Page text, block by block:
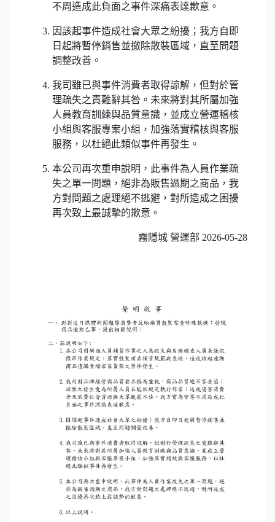
不周造成此負面之事件深痛表達歉意。
因該起事件造成社會大眾之紛擾；我方自即
日起將暫停銷售並撤除散裝區域，直至問題
調整改善。
我司雖已與事件消費者取得諒解，但對於管
理疏失之責難辭其咎。未來將對其所屬加強
人員教育訓練與品質意識，並成立營運稽核
小組與客服專案小組，加強落實稽核與客服
服務，以杜絕此類似事件再發生。
本公司再次重申說明，此事件為人員作業疏
失之單一問題，絕非為販售過期之商品，我
方對問題之處理絕不逃避，對所造成之困擾
再次致上最誠摯的歉意。
霧隱城 營運部 2026-05-28